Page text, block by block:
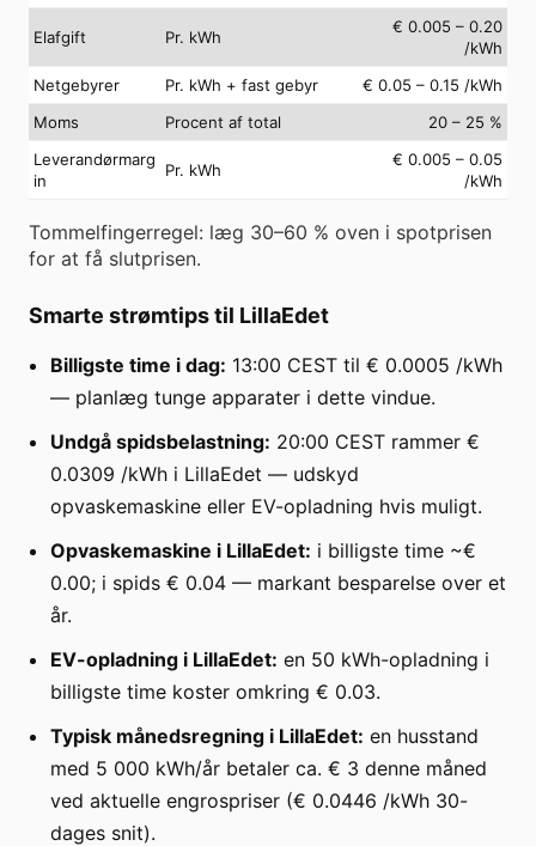
Elafgift Pr. kWh
€ 0.005 – 0.20
/kWh
Netgebyrer
Pr. kWh + fast gebyr
€ 0.05 – 0.15 /kWh
Moms
Procent af total
20 – 25 %
Leverandørmarg
in
Pr. kWh
€ 0.005 – 0.05
/kWh
Tommelfingerregel: læg 30–60 % oven i spotprisen
for at få slutprisen.
Smarte strømtips til LillaEdet
Billigste time i dag: 13:00 CEST til € 0.0005 /kWh
— planlæg tunge apparater i dette vindue.
Undgå spidsbelastning: 20:00 CEST rammer €
0.0309 /kWh i LillaEdet — udskyd
opvaskemaskine eller EV-opladning hvis muligt.
Opvaskemaskine i LillaEdet: i billigste time ~€
0.00; i spids € 0.04 — markant besparelse over et
år.
EV-opladning i LillaEdet: en 50 kWh-opladning i
billigste time koster omkring € 0.03.
Typisk månedsregning i LillaEdet: en husstand
med 5 000 kWh/år betaler ca. € 3 denne måned
ved aktuelle engrospriser (€ 0.0446 /kWh 30-
dages snit).